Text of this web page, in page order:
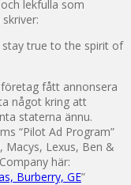
lekfulla som
stay true to the spirit of
fått annonsera
något kring att
staterna ännu.
“Pilot Ad Program”
Macys, Lexus, Ben &
här:
Burberry, GE”